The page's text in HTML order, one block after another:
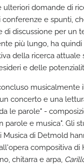
domande di
conferenze e spunti,
di discussione per un
più lungo, ha
della ricerca attuale
e delle
musicalmente
concerto e una
le parole" -
parole e musica". Gli
Musica di Detmold
compositiva di
chitarra e arpa,